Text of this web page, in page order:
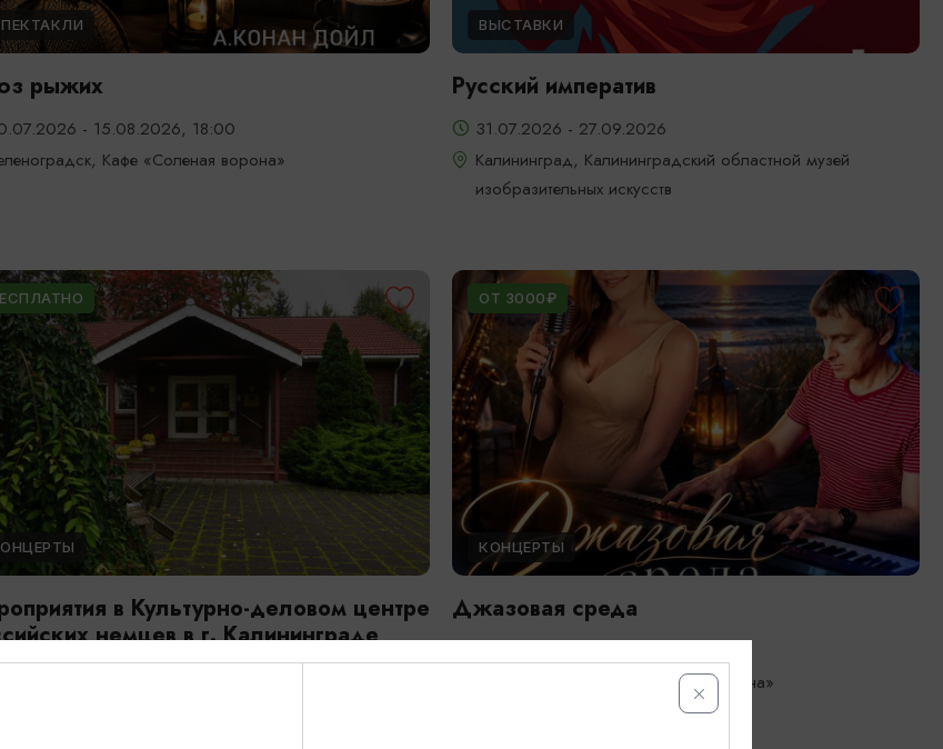
рыжих
- 15.08.2026, 18:00
Кафе «Соленая ворона»
ВЫСТАВКИ
Русский императив
31.07.2026 - 27.09.2026
Калининград, Калининградский областной музей
изобразительных искусств
в Культурно-деловом центре
немцев в г. Калининграде
- 31.08.2026
ОТ 3000₽
КОНЦЕРТЫ
Джазовая среда
Зеленоградск, Кафе «Соленая ворона»